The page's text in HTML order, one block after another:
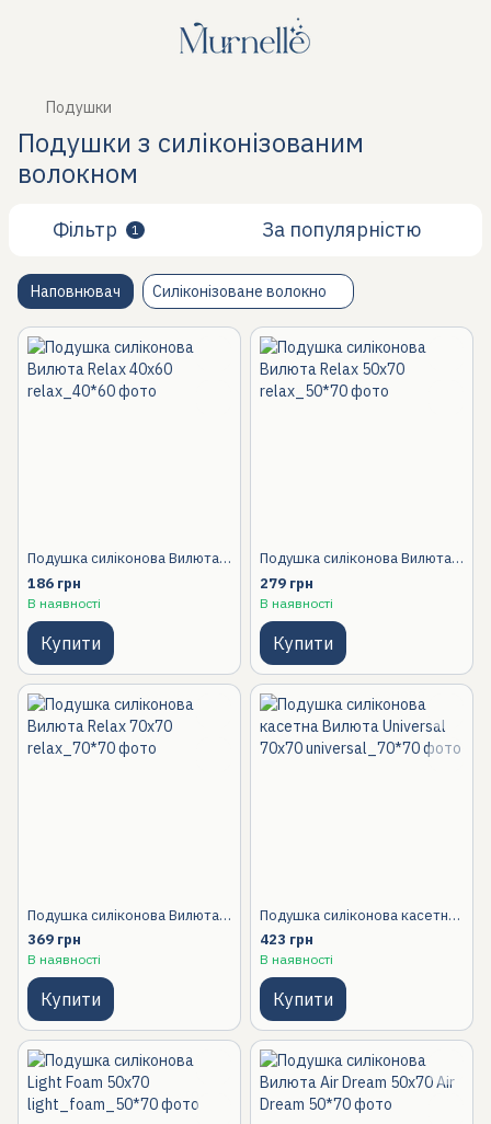
Подушки
Подушки з силіконізованим
волокном
Фільтр 1 За популярністю
Наповнювач Силіконізоване волокно
Подушка силіконова Вилюта Relax 40х60
186 грн
В наявності
Купити
Подушка силіконова Вилюта Relax 50х70
279 грн
В наявності
Купити
Подушка силіконова Вилюта Relax 70х70
369 грн
В наявності
Купити
Подушка силіконова касетна Вилюта Universal 70х70
423 грн
В наявності
Купити